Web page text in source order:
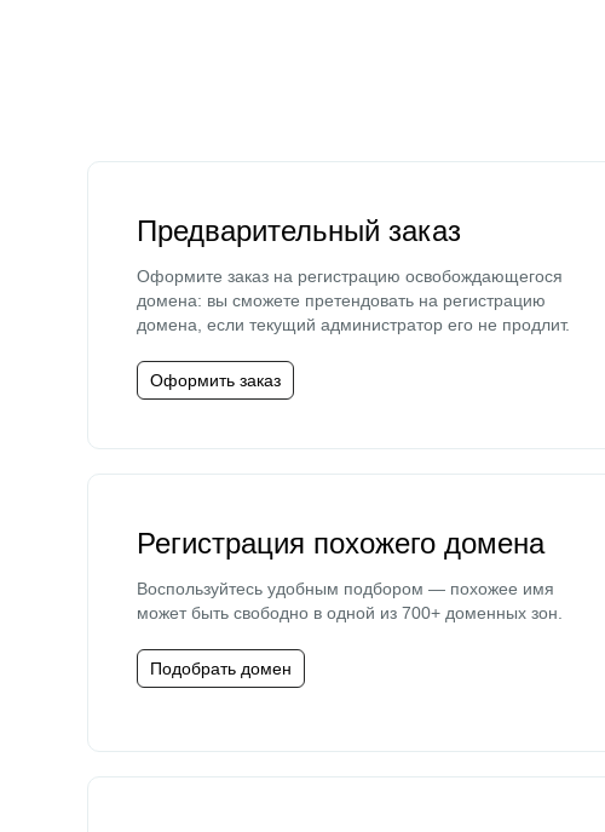
Предварительный заказ
Оформите заказ на регистрацию освобождающегося
домена: вы сможете претендовать на регистрацию
домена, если текущий администратор его не продлит.
Оформить заказ
Регистрация похожего домена
Воспользуйтесь удобным подбором — похожее имя
может быть свободно в одной из 700+ доменных зон.
Подобрать домен